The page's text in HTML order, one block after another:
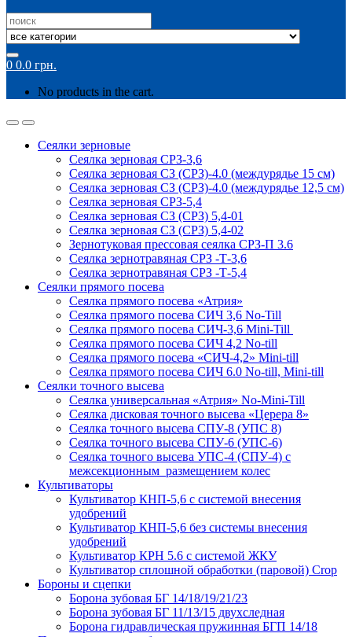
Search
for:
0 0.0 грн.
No products in the cart.
Сеялки зерновые
Сеялка зерновая СРЗ-3,6
Сеялка зерновая СЗ (СРЗ)-4.0 (междурядье 15 см)
Сеялка зерновая СЗ (СРЗ)-4.0 (междурядье 12,5 см)
Сеялка зерновая СРЗ-5,4
Сеялка зерновая СЗ (СРЗ) 5,4-01
Сеялка зерновая СЗ (СРЗ) 5,4-02
Зернотуковая прессовая сеялка СРЗ-П 3.6
Сеялка зернотравяная СРЗ -Т-3,6
Сеялка зернотравяная СРЗ -Т-5,4
Сеялки прямого посева
Сеялка прямого посева «Атрия»
Сеялка прямого посева СИЧ 3,6 No-Till
Сеялка прямого посева СИЧ-3,6 Mini-Till
Сеялка прямого посева СИЧ 4,2 No-till
Сеялка прямого посева «СИЧ-4,2» Mini-till
Сеялка прямого посева СИЧ 6.0 No-till, Mini-till
Сеялки точного высева
Сеялка универсальная «Атрия» No-Mini-Till
Сеялка дисковая точного высева «Церера 8»
Сеялка точного высева СПУ-8 (УПС 8)
Сеялка точного высева СПУ-6 (УПС-6)
Сеялка точного высева УПС-4 (СПУ-4) с
межсекционным размещением колес
Культиваторы
Культиватор КНП-5,6 с системой внесения
удобрений
Культиватор КНП-5,6 без системы внесения
удобрений
Культиватор КРН 5.6 с системой ЖКУ
Культиватор сплошной обработки (паровой) Crop
Бороны и сцепки
Борона зубовая БГ 14/18/19/21/23
Борона зубовая БГ 11/13/15 двухследная
Борона гидравлическая пружинная БГП 14/18